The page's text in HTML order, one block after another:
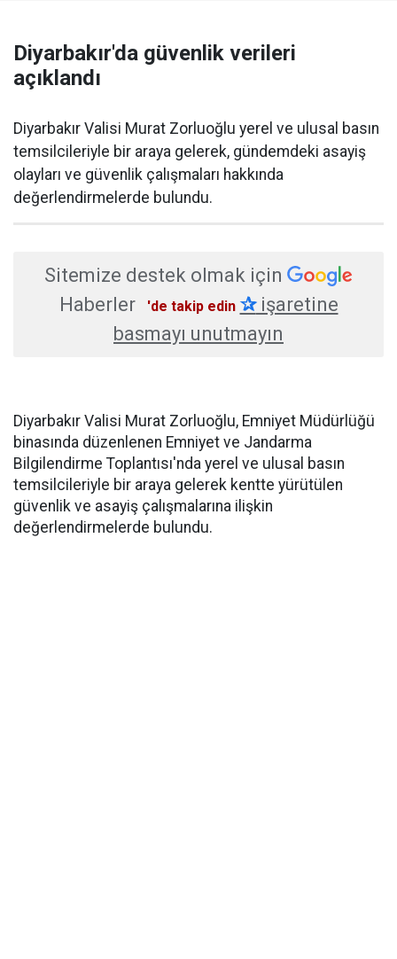
Diyarbakır'da güvenlik verileri
açıklandı
Diyarbakır Valisi Murat Zorluoğlu yerel ve ulusal basın
temsilcileriyle bir araya gelerek, gündemdeki asayiş
olayları ve güvenlik çalışmaları hakkında
değerlendirmelerde bulundu.
Sitemize destek olmak için
Haberler
'de takip edin ✰işaretine
basmayı unutmayın
Diyarbakır Valisi Murat Zorluoğlu, Emniyet Müdürlüğü
binasında düzenlenen Emniyet ve Jandarma
Bilgilendirme Toplantısı'nda yerel ve ulusal basın
temsilcileriyle bir araya gelerek kentte yürütülen
güvenlik ve asayiş çalışmalarına ilişkin
değerlendirmelerde bulundu.